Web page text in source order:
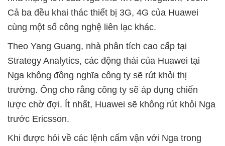
Cả ba đều khai thác thiết bị 3G, 4G của Huawei
cùng một số công nghệ liên lạc khác.
Theo Yang Guang, nhà phân tích cao cấp tại
Strategy Analytics, các động thái của Huawei tại
Nga không đồng nghĩa công ty sẽ rút khỏi thị
trường. Ông cho rằng công ty sẽ áp dụng chiến
lược chờ đợi. Ít nhất, Huawei sẽ không rút khỏi Nga
trước Ericsson.
Khi được hỏi về các lệnh cấm vận với Nga trong